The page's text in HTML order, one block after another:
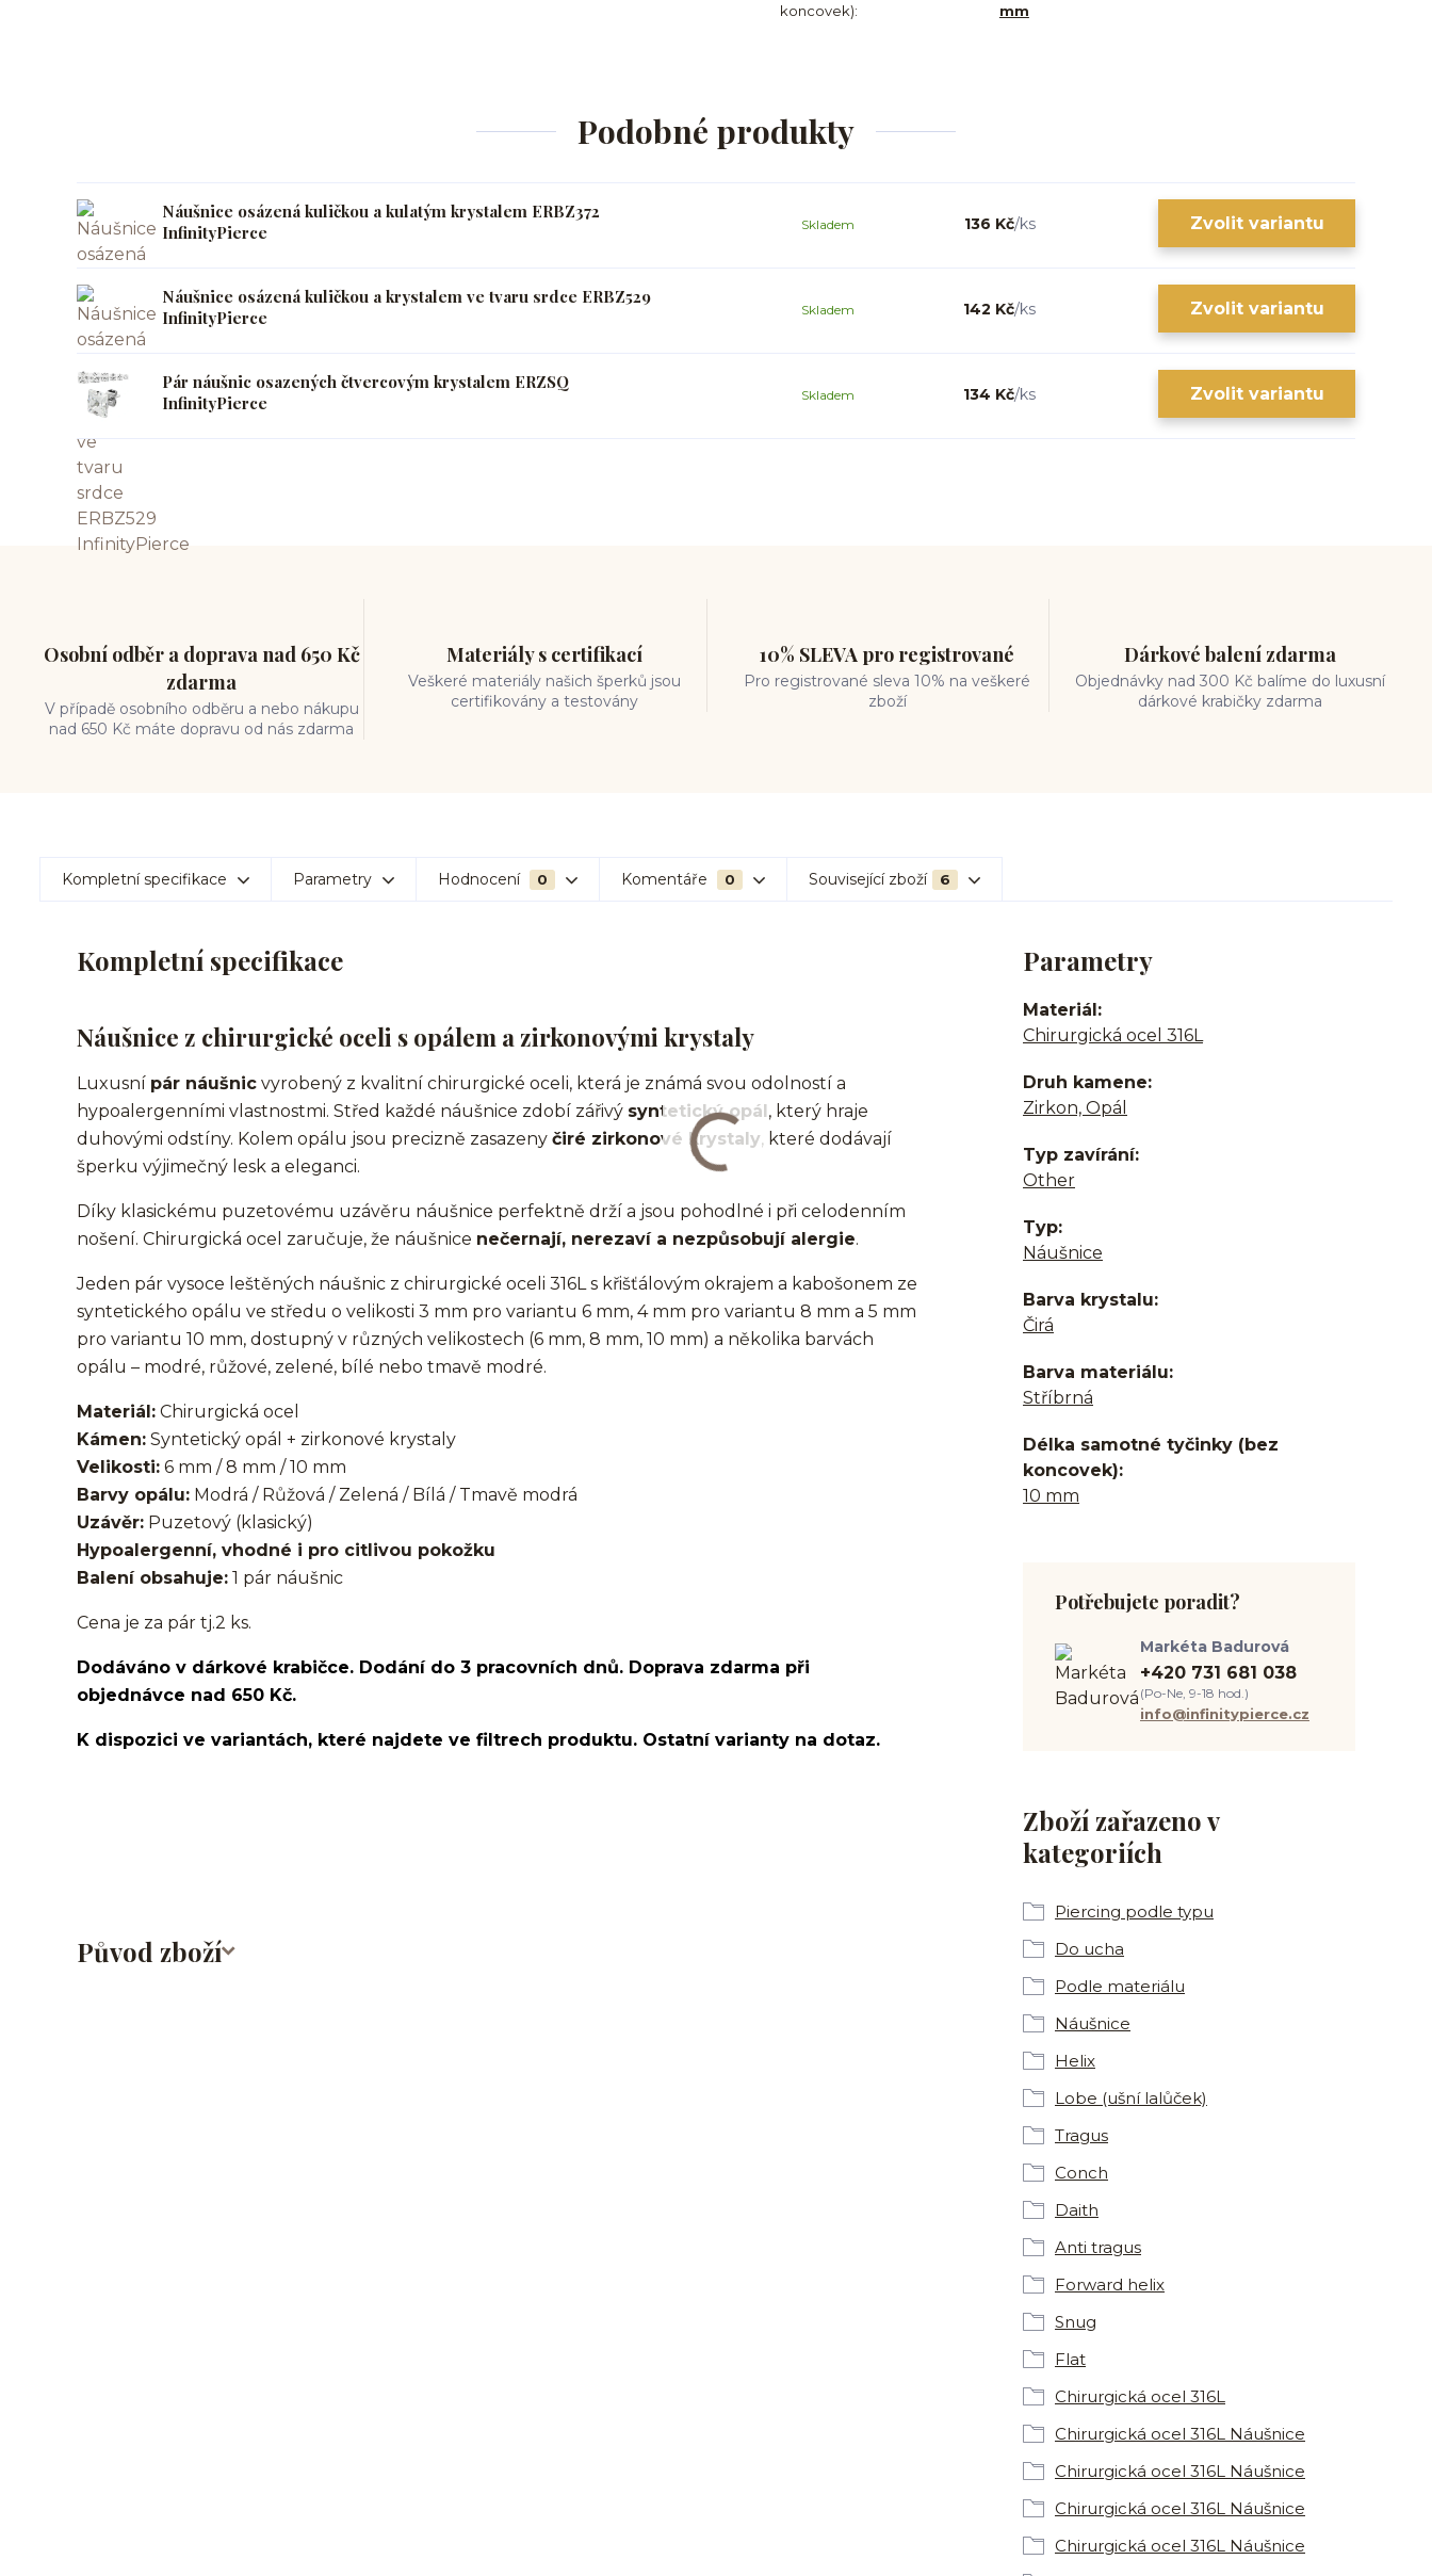
koncovek):
mm
Podobné produkty
Náušnice osázená kuličkou a kulatým krystalem ERBZ372
InfinityPierce
136 Kč/ks
Skladem Zvolit variantu
Náušnice osázená kuličkou a krystalem ve tvaru srdce ERBZ529
InfinityPierce
142 Kč/ks
Skladem Zvolit variantu
Pár náušnic osazených čtvercovým krystalem ERZSQ
InfinityPierce
134 Kč/ks
Skladem Zvolit variantu
Osobní odběr a doprava nad 650 Kč
zdarma
V případě osobního odběru a nebo nákupu
nad 650 Kč máte dopravu od nás zdarma
Materiály s certifikací
Veškeré materiály našich šperků jsou
certifikovány a testovány
10% SLEVA pro registrované
Pro registrované sleva 10% na veškeré
zboží
Dárkové balení zdarma
Objednávky nad 300 Kč balíme do luxusní
dárkové krabičky zdarma
Kompletní specifikace Parametry Hodnocení 0 Komentáře 0 Související zboží 6
Kompletní specifikace
Náušnice z chirurgické oceli s opálem a zirkonovými krystaly
Luxusní pár náušnic vyrobený z kvalitní chirurgické oceli, která je známá svou odolností a
hypoalergenními vlastnostmi. Střed každé náušnice zdobí zářivý syntetický opál, který hraje
duhovými odstíny. Kolem opálu jsou precizně zasazeny čiré zirkonové krystaly, které dodávají
šperku výjimečný lesk a eleganci.
Díky klasickému puzetovému uzávěru náušnice perfektně drží a jsou pohodlné i při celodenním
nošení. Chirurgická ocel zaručuje, že náušnice nečernají, nerezaví a nezpůsobují alergie.
Jeden pár vysoce leštěných náušnic z chirurgické oceli 316L s křišťálovým okrajem a kabošonem ze
syntetického opálu ve středu o velikosti 3 mm pro variantu 6 mm, 4 mm pro variantu 8 mm a 5 mm
pro variantu 10 mm, dostupný v různých velikostech (6 mm, 8 mm, 10 mm) a několika barvách
opálu – modré, růžové, zelené, bílé nebo tmavě modré.
Materiál: Chirurgická ocel
Kámen: Syntetický opál + zirkonové krystaly
Velikosti: 6 mm / 8 mm / 10 mm
Barvy opálu: Modrá / Růžová / Zelená / Bílá / Tmavě modrá
Uzávěr: Puzetový (klasický)
Hypoalergenní, vhodné i pro citlivou pokožku
Balení obsahuje: 1 pár náušnic
Cena je za pár tj.2 ks.
Dodáváno v dárkové krabičce. Dodání do 3 pracovních dnů. Doprava zdarma při
objednávce nad 650 Kč.
K dispozici ve variantách, které najdete ve filtrech produktu. Ostatní varianty na dotaz.
Původ zboží
Parametry
Materiál
Chirurgická ocel 316L
Druh kamene
Zirkon, Opál
Typ zavírání
Other
Typ
Náušnice
Barva krystalu
Čirá
Barva materiálu
Stříbrná
Délka samotné tyčinky (bez
koncovek)
10 mm
Zboží zařazeno v
kategoriích
Piercing podle typu
Do ucha
Podle materiálu
Náušnice
Helix
Lobe (ušní lalůček)
Tragus
Conch
Daith
Anti tragus
Forward helix
Snug
Flat
Chirurgická ocel 316L
Chirurgická ocel 316L Náušnice
Chirurgická ocel 316L Náušnice
Chirurgická ocel 316L Náušnice
Chirurgická ocel 316L Náušnice
Potřebujete poradit?
Markéta Badurová
+420 731 681 038
(Po-Ne, 9-18 hod.)
info@infinitypierce.cz